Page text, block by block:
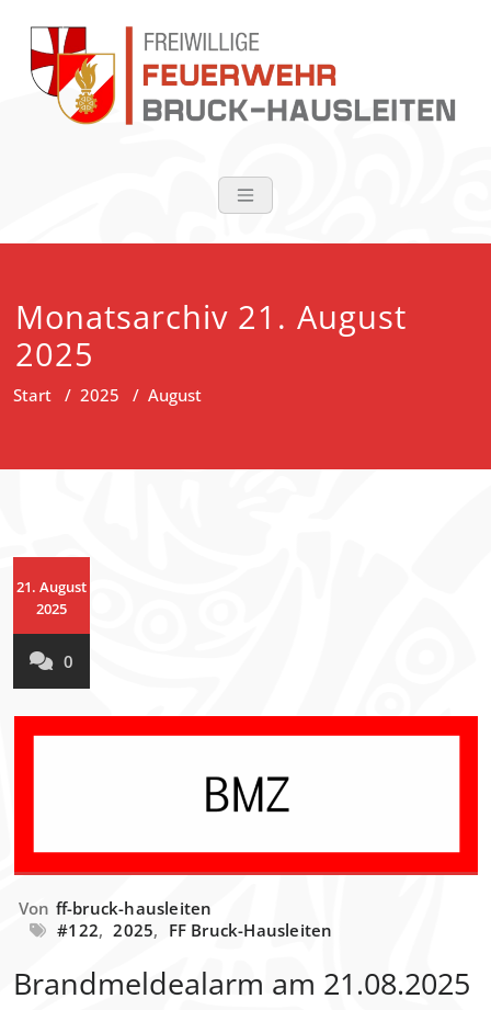
springen
FF Bruck-
Monatsarchiv 21. August
2025
Start / 2025 / August
21. August
2025
0
Von ff-bruck-hausleiten
#122, 2025, FF Bruck-Hausleiten
Brandmeldealarm am 21.08.2025